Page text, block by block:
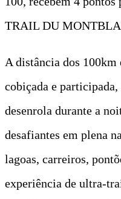
TRAIL DU
A distância dos 100km
cobiçada e participada,
desenrola durante a
desafiantes em plena
lagoas, carreiros,
experiência de ultra-